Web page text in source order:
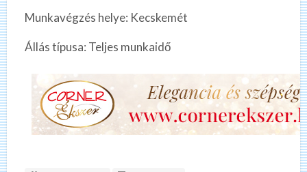
Munkavégzés helye: Kecskemét
Állás típusa: Teljes munkaidő